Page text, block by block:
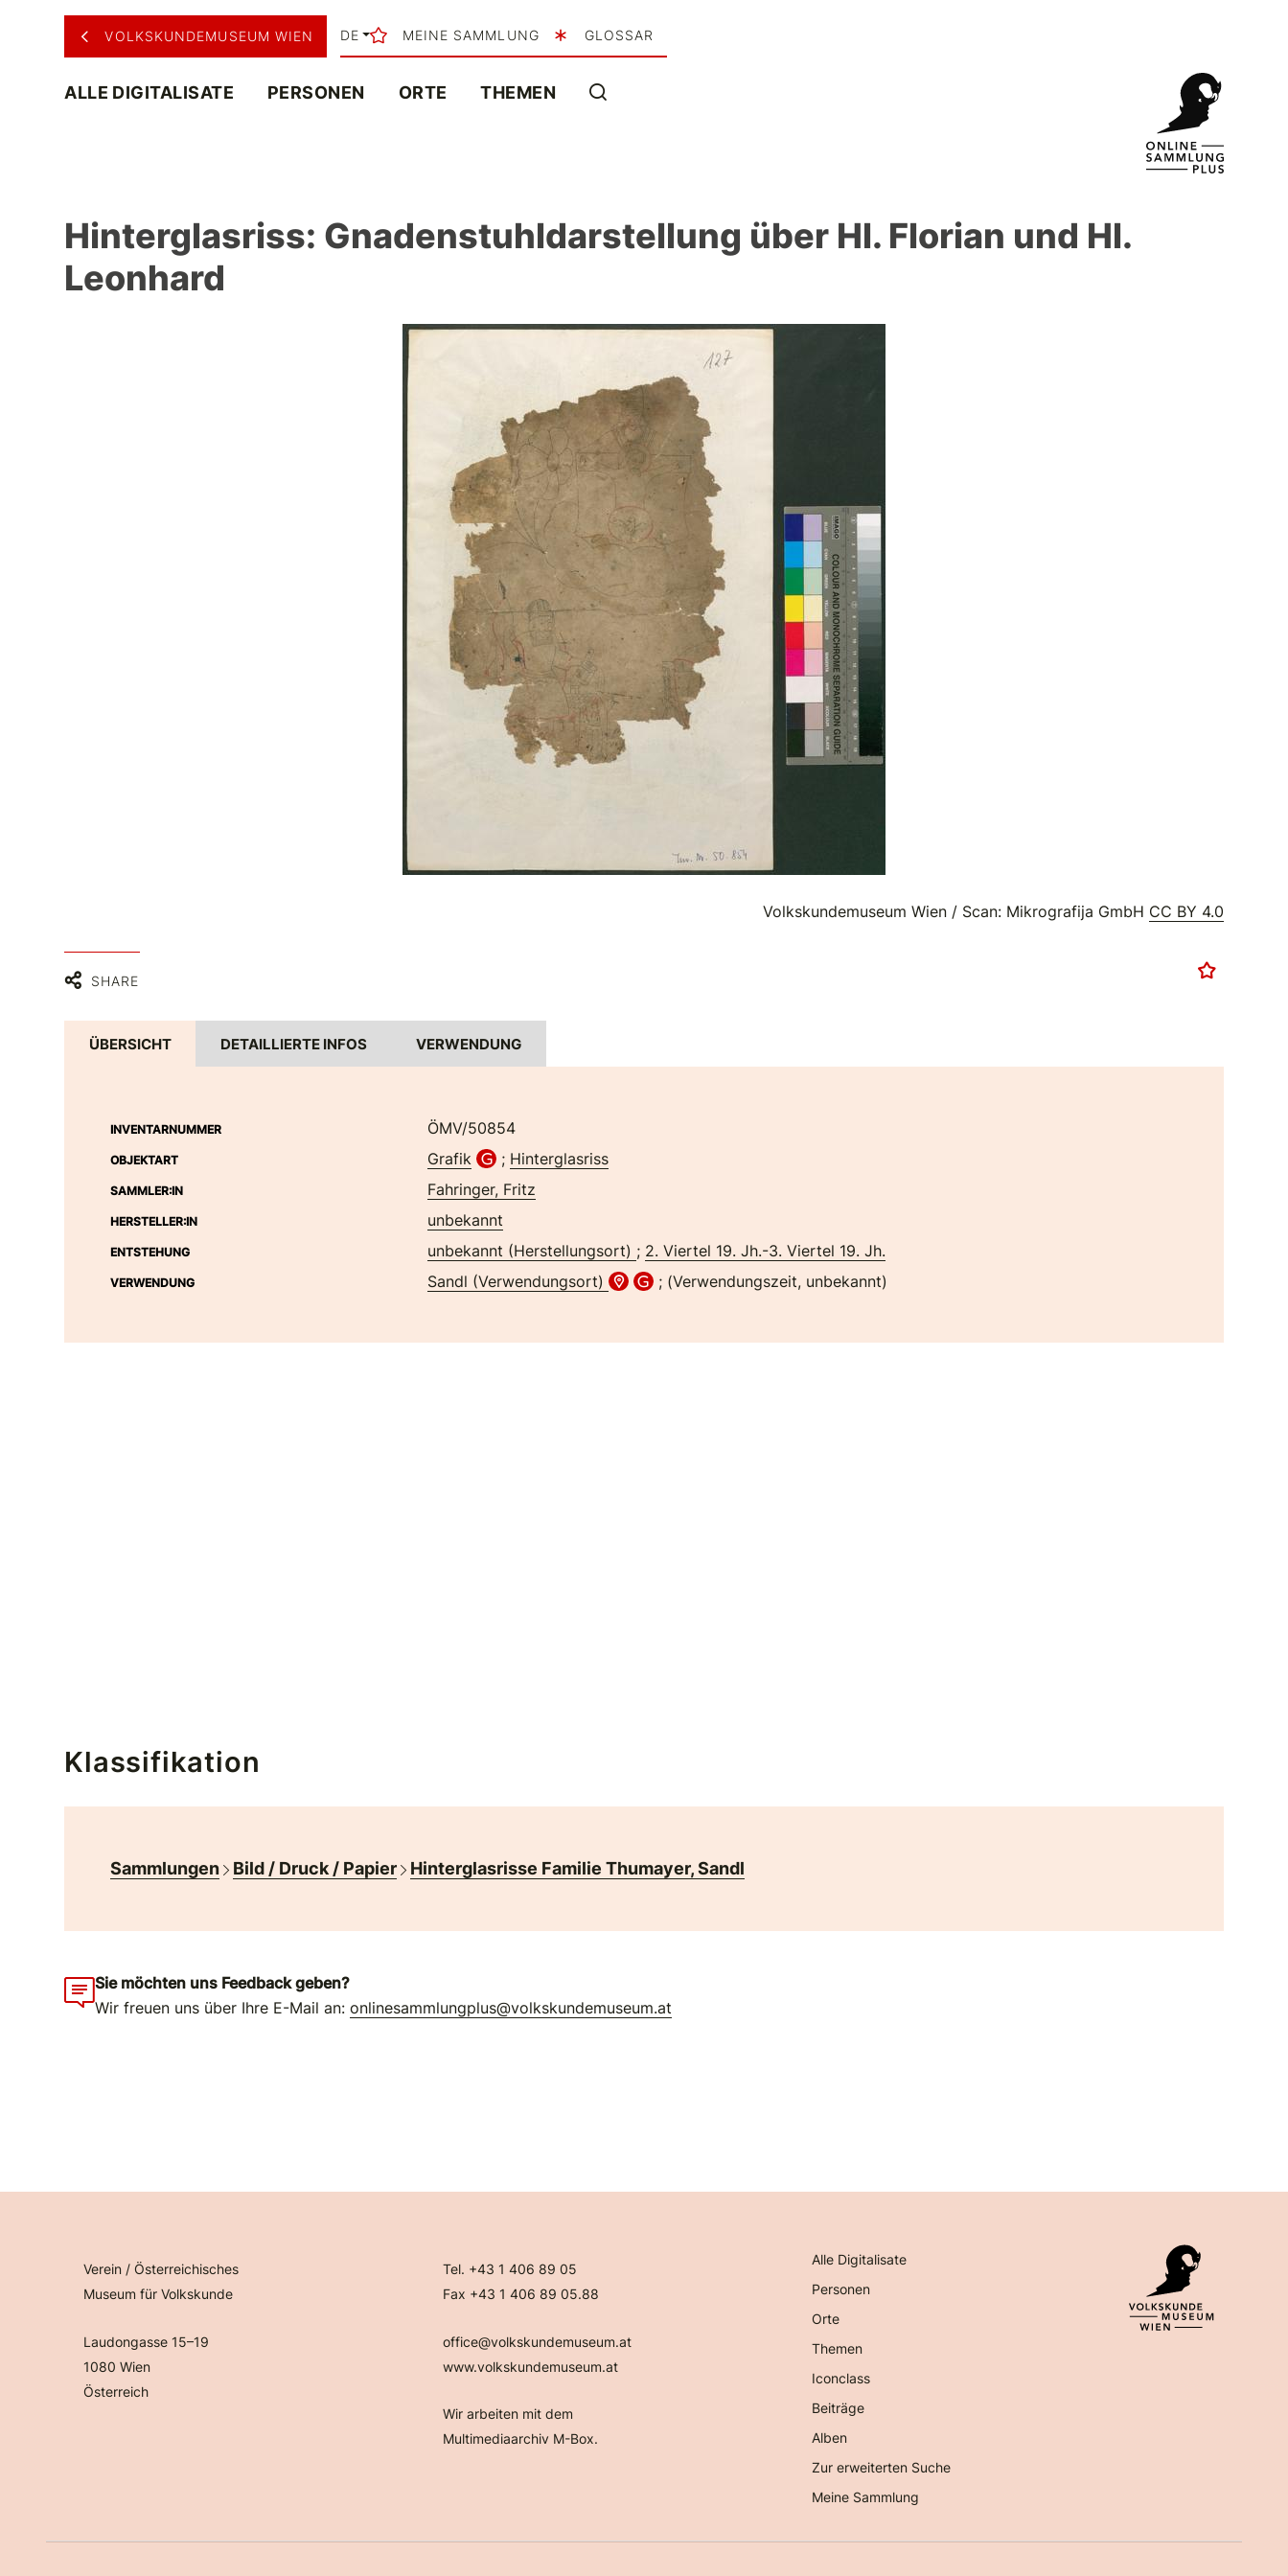
VOLKSKUNDEMUSEUM WIEN DE MEINE SAMMLUNG GLOSSAR
ALLE DIGITALISATE PERSONEN ORTE THEMEN
Hinterglasriss: Gnadenstuhldarstellung über Hl. Florian und Hl.
Leonhard
Volkskundemuseum Wien / Scan: Mikrografija GmbH CC BY 4.0
SHARE
ÜBERSICHT DETAILLIERTE INFOS VERWENDUNG
INVENTARNUMMER ÖMV/50854
OBJEKTART Grafik ; Hinterglasriss
SAMMLER:IN Fahringer, Fritz
HERSTELLER:IN unbekannt
ENTSTEHUNG unbekannt (Herstellungsort) ; 2. Viertel 19. Jh.-3. Viertel 19. Jh.
VERWENDUNG Sandl (Verwendungsort) ; (Verwendungszeit, unbekannt)
Klassifikation
Sammlungen Bild / Druck / Papier Hinterglasrisse Familie Thumayer, Sandl
Sie möchten uns Feedback geben?
Wir freuen uns über Ihre E-Mail an:onlinesammlungplus@volkskundemuseum.at
Verein / Österreichisches
Museum für Volkskunde
Laudongasse 15–19
1080 Wien
Österreich
Tel. +43 1 406 89 05
Fax +43 1 406 89 05.88
office@volkskundemuseum.at
www.volkskundemuseum.at
Wir arbeiten mit dem
Multimediaarchiv M-Box.
Alle Digitalisate
Personen
Orte
Themen
Iconclass
Beiträge
Alben
Zur erweiterten Suche
Meine Sammlung